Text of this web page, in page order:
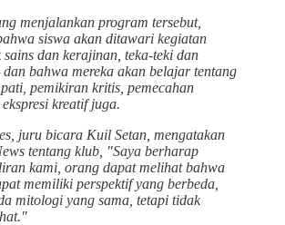
menjalankan program tersebut,
siswa akan ditawari kegiatan
sains dan kerajinan, teka-teki dan
bahwa mereka akan belajar tentang
pemikiran kritis, pemecahan
kreatif juga.
juru bicara Kuil Setan, mengatakan
tentang klub, "Saya berharap
kami, orang dapat melihat bahwa
memiliki perspektif yang berbeda,
mitologi yang sama, tetapi tidak